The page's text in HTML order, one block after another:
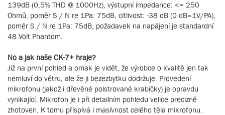
139dB (0,5% THD @ 1000Hz), výstupní impedance: <= 250
Ohmů, poměr S / N re 1Pa: 75dB, citlivost: -38 dB (0 dB=1V/PA),
poměr S / N re 1Pa: 75dB, požadavek na napájení je standardní
48 Volt Phantom.
No a jak naše CK-7+ hraje?
Již na první pohled a omak je vidět, že výrobce o kvalitě jen tak
nemluví do větru, ale že ji bezezbytku dodržuje. Provedení
mikrofonu (jakož i dřevěné polstrované krabičky) je opravdu
vynikající. Mikrofon je i při detailním pohledu velice precizně
zhotoven. K tomu přispívá i masívnost celého těla mikrofonu.